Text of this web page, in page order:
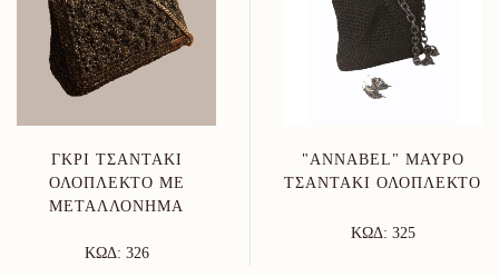
ΓΚΡΊ ΤΣΑΝΤΆΚΙ
ΟΛΌΠΛΕΚΤΟ ΜΕ
ΜΕΤΑΛΛΌΝΗΜΑ
ΚΩΔ: 326
"ANNABEL" ΜΑΎΡΟ
ΤΣΑΝΤΆΚΙ ΟΛΌΠΛΕΚΤΟ
ΚΩΔ: 325